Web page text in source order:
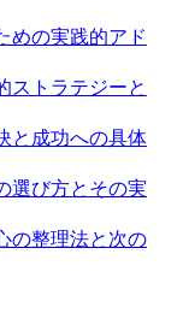
めの実践的アド
ストラテジーと
と成功への具体
選び方とその実
の整理法と次の